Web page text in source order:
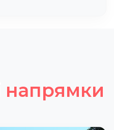
напрямки